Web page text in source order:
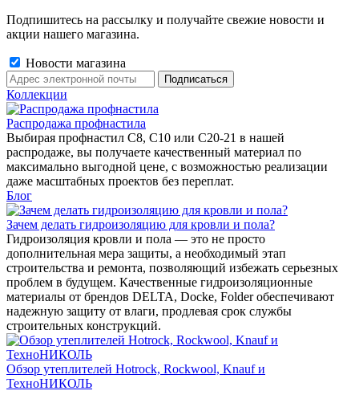
Подпишитесь на рассылку и получайте свежие новости и
акции нашего магазина.
Новости магазина
Коллекции
Распродажа профнастила
Выбирая профнастил C8, C10 или C20-21 в нашей
распродаже, вы получаете качественный материал по
максимально выгодной цене, с возможностью реализации
даже масштабных проектов без переплат.
Блог
Зачем делать гидроизоляцию для кровли и пола?
Гидроизоляция кровли и пола — это не просто
дополнительная мера защиты, а необходимый этап
строительства и ремонта, позволяющий избежать серьезных
проблем в будущем. Качественные гидроизоляционные
материалы от брендов DELTA, Docke, Folder обеспечивают
надежную защиту от влаги, продлевая срок службы
строительных конструкций.
Обзор утеплителей Hotrock, Rockwool, Knauf и
ТехноНИКОЛЬ